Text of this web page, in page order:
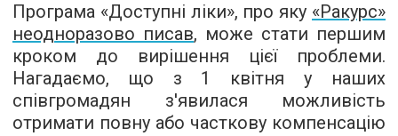
Програма «Доступні ліки», про яку «Ракурс»
неодноразово писав, може стати першим
кроком до вирішення цієї проблеми.
Нагадаємо, що з 1 квітня у наших
співгромадян з'явилася можливість
отримати повну або часткову компенсацію